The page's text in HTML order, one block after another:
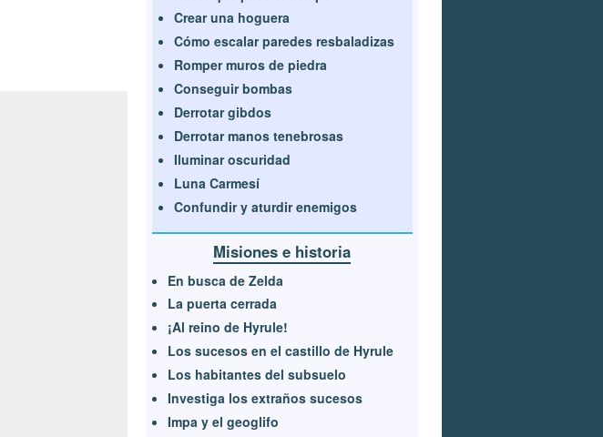
Crear una hoguera
Cómo escalar paredes resbaladizas
Romper muros de piedra
Conseguir bombas
Derrotar gibdos
Derrotar manos tenebrosas
Iluminar oscuridad
Luna Carmesí
Confundir y aturdir enemigos
Misiones e historia
En busca de Zelda
La puerta cerrada
¡Al reino de Hyrule!
Los sucesos en el castillo de Hyrule
Los habitantes del subsuelo
Investiga los extraños sucesos
Impa y el geoglifo